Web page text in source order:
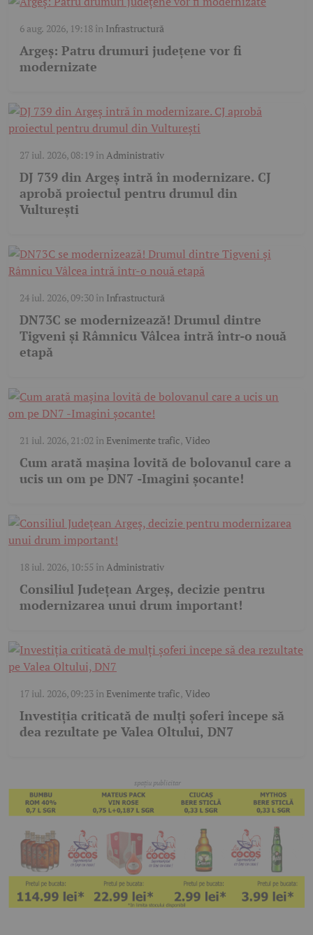
6 aug. 2026, 19:18în Infrastructură
Argeș: Patru drumuri județene vor fi
modernizate
27 iul. 2026, 08:19înAdministrativ
DJ 739 din Argeș intră în modernizare. CJ
aprobă proiectul pentru drumul din
Vulturești
24 iul. 2026, 09:30în Infrastructură
DN73C se modernizează! Drumul dintre
Tigveni și Râmnicu Vâlcea intră într-o nouă
etapă
21 iul. 2026, 21:02 în Evenimente trafic, Video
Cum arată mașina lovită de bolovanul care a
ucis un om pe DN7 -Imagini șocante!
18 iul. 2026, 10:55 înAdministrativ
Consiliul Județean Argeș, decizie pentru
modernizarea unui drum important!
17 iul. 2026, 09:23în Evenimente trafic, Video
Investiția criticată de mulți șoferi începe să
dea rezultate pe Valea Oltului, DN7